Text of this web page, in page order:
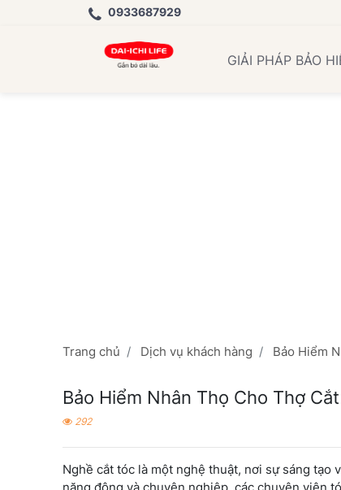
0933687929
GIẢI PHÁP BẢO
Trang chủ Dịch vụ khách hàng Bảo Hiểm
Bảo Hiểm Nhân Thọ Cho Thợ
292
Nghề cắt tóc là một nghệ thuật, nơi sự sáng tạo